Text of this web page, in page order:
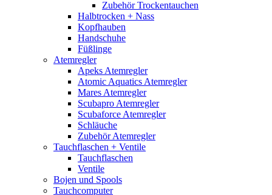
Zubehör Trockentauchen
Halbtrocken + Nass
Kopfhauben
Handschuhe
Füßlinge
Atemregler
Apeks Atemregler
Atomic Aquatics Atemregler
Mares Atemregler
Scubapro Atemregler
Scubaforce Atemregler
Schläuche
Zubehör Atemregler
Tauchflaschen + Ventile
Tauchflaschen
Ventile
Bojen und Spools
Tauchcomputer